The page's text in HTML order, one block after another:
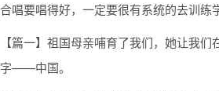
合唱要唱得好，一定要很有系统的去训练
【篇一】祖国母亲哺育了我们，她让我
字——中国。